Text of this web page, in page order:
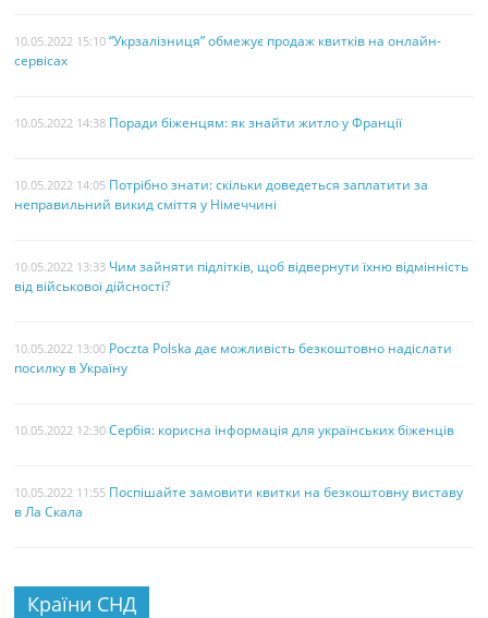
10.05.2022 15:10 “Укрзалізниця” обмежує продаж квитків на онлайн-
сервісах
10.05.2022 14:38 Поради біженцям: як знайти житло у Франції
10.05.2022 14:05 Потрібно знати: скільки доведеться заплатити за
неправильний викид сміття у Німеччині
10.05.2022 13:33 Чим зайняти підлітків, щоб відвернути їхню відмінність
від військової дійсності?
10.05.2022 13:00 Poczta Polska дає можливість безкоштовно надіслати
посилку в Україну
10.05.2022 12:30 Сербія: корисна інформація для українських біженців
10.05.2022 11:55 Поспішайте замовити квитки на безкоштовну виставу
в Ла Скала
Країни СНД